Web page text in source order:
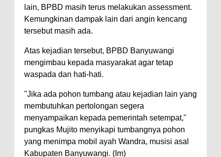
lain, BPBD masih terus melakukan assessment.
Kemungkinan dampak lain dari angin kencang
tersebut masih ada.
Atas kejadian tersebut, BPBD Banyuwangi
mengimbau kepada masyarakat agar tetap
waspada dan hati-hati.
"Jika ada pohon tumbang atau kejadian lain yang
membutuhkan pertolongan segera
menyampaikan kepada pemerintah setempat,"
pungkas Mujito menyikapi tumbangnya pohon
yang menimpa mobil ayah Wandra, musisi asal
Kabupaten Banyuwangi. (Im)